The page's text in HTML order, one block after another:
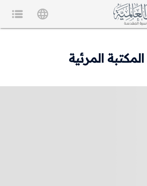
المكتبة المرئية